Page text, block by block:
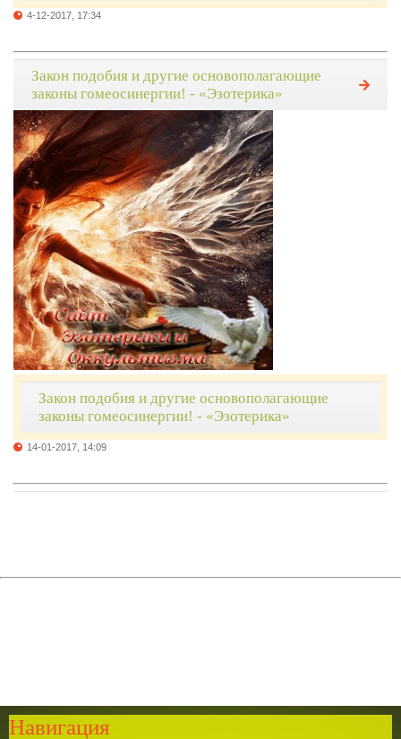
4-12-2017, 17:34
Закон подобия и другие основополагающие
законы гомеосинергии! - «Эзотерика»
Закон подобия и другие основополагающие
законы гомеосинергии! - «Эзотерика»
14-01-2017, 14:09
Навигация